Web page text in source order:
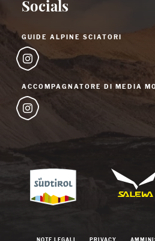
Socials
GUIDE ALPINE SCIATORI
ACCOMPAGNATORE DI MEDIA